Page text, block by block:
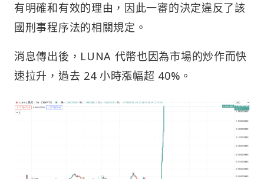
有明確和有效的理由，因此一審的決定違反了該
國刑事程序法的相關規定。
消息傳出後，LUNA 代幣也因為市場的炒作而快
速拉升，過去 24 小時漲幅超 40%。